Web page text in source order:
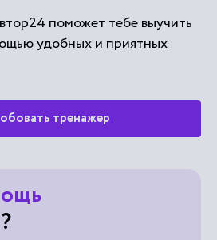
поможет тебе выучить
удобных и приятных
тренажер